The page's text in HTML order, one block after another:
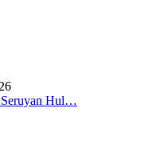
Seruyan Hul…